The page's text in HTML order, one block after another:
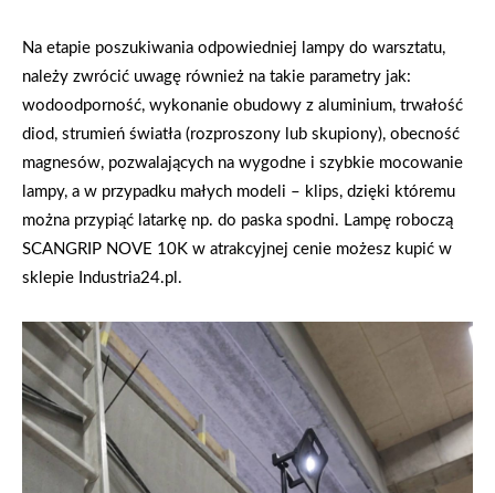
Na etapie poszukiwania odpowiedniej lampy do warsztatu,
należy zwrócić uwagę również na takie parametry jak:
wodoodporność, wykonanie obudowy z aluminium, trwałość
diod, strumień światła (rozproszony lub skupiony), obecność
magnesów, pozwalających na wygodne i szybkie mocowanie
lampy, a w przypadku małych modeli – klips, dzięki któremu
można przypiąć latarkę np. do paska spodni. Lampę roboczą
SCANGRIP NOVE 10K w atrakcyjnej cenie możesz kupić w
sklepie Industria24.pl.